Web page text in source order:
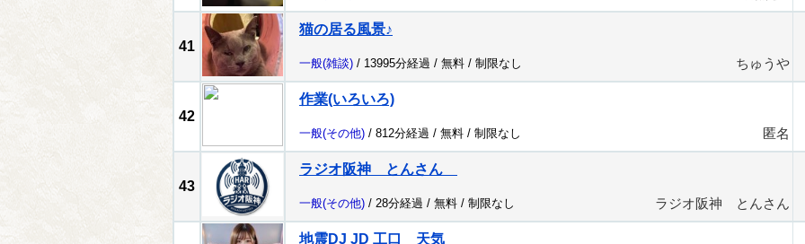
41
猫の居る風景♪
一般(雑談) / 13995分経過 / 無料 / 制限なし ちゅうや
42
作業(いろいろ)
一般(その他) / 812分経過 / 無料 / 制限なし 匿名
43
ラジオ阪神 とんさん
一般(その他) / 28分経過 / 無料 / 制限なし ラジオ阪神 とんさん
地震DJ JD 工口 天気